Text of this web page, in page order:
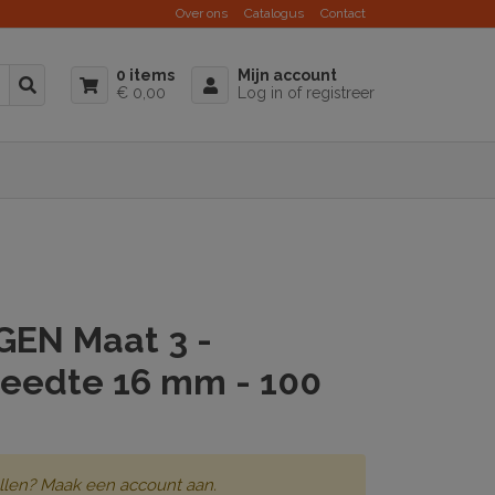
Over ons Catalogus Contact
0 items
€ 0,00
Mijn account
Log in of registreer
Maat 3 -
16 mm - 100
Maak een account aan.